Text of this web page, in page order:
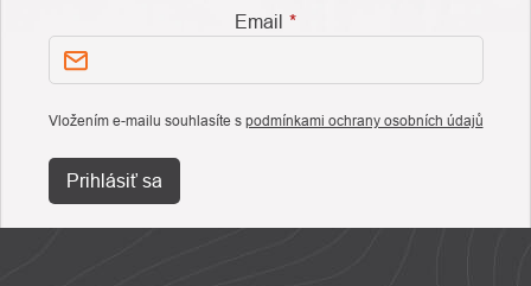
Email
Vložením e-mailu souhlasíte s podmínkami ochrany osobních údajů
Prihlásiť sa